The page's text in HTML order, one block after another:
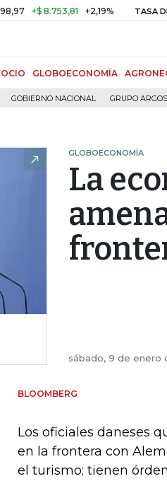
8.753,81 +2,19% TASA DE
OCIO GLOBOECONOMÍA
GOBIERNO NACIONAL GRUPO ARGOS
GLOBOECONOMÍA
La
sábado, 9 de enero
BLOOMBERG
Los oficiales daneses
en la frontera con
el turismo; tienen